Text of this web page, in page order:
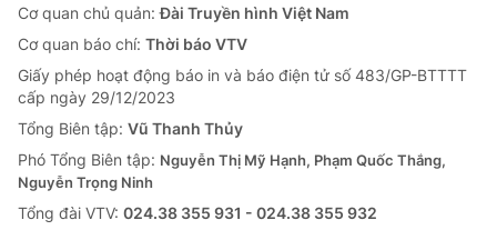
Cơ quan chủ quản:Đài Truyền hình Việt Nam
Cơ quan báo chí: Thời báo VTV
Giấy phép hoạt động báo in và báo điện tử số 483/GP-BTTTT
cấp ngày 29/12/2023
Tổng Biên tập: Vũ Thanh Thủy
Phó Tổng Biên tập: Nguyễn Thị Mỹ Hạnh, Phạm Quốc Thắng,
Nguyễn Trọng Ninh
Tổng đài VTV: 024.38 355 931 - 024.38 355 932